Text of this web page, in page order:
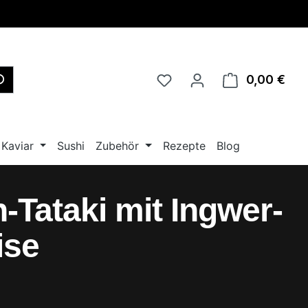
0,00 €
Kaviar Sushi Zubehör Rezepte Blog
Tataki mit Ingwer-